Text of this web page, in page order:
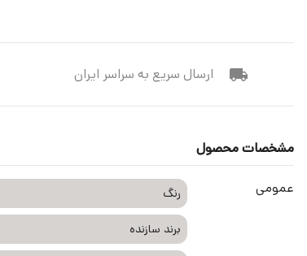
ارسال سریع به سراسر ایران
مشخصات محصول
عمومی رنگ
برند سازنده